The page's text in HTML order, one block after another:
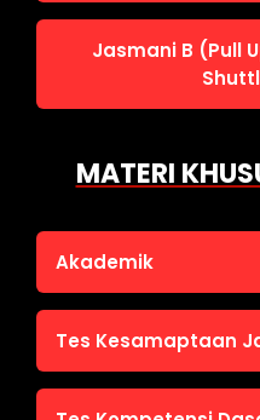
Tes Kecerdasan
Tes Kecermatan
Tes Kepribadian
Jasmani B (Pull
MATERI
Akademik
Bahasa Indonesia
IPA
Tes Kesamaptaan
Jasmani A (Lari 12